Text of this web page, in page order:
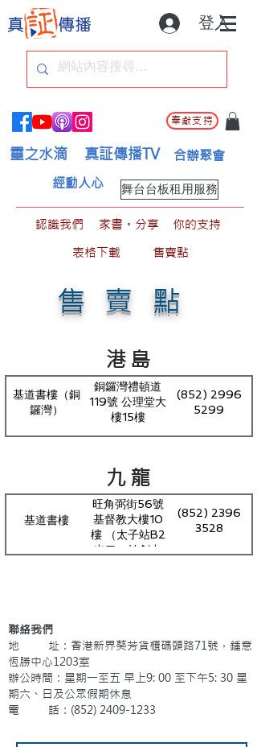
登入
奉獻支持
靈之水滴 真証傳播TV 合辦聚會
舞台台板租用服務
經動人心
認識我們 家書。分享
你的支持
表格下載
售賣點
售賣點
港島
基道書樓（銅
鑼灣）
銅鑼灣禮頓道
119號 公理堂大
樓15樓
(852) 2996
5299
九龍
基道書樓
旺角弼街56號
基督教大樓10
樓 （太子站B2
出口，始創中
(852) 2396
3528
聯絡我們
地 址：香港新界葵芳貨櫃碼頭路71號，鍾意
恆勝中心1203室
辦公時間：星期一至五 早上9: 00 至下午5: 30 星
期六、日及公眾假期休息
電 話：(852) 2409-1233